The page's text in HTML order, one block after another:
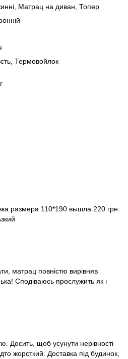
Матрац на диван, Топер
Термовойлок
размера 110*190 вышла 220 грн.
матрац повністю вирівняв
Сподіваюсь прослужить як і
Досить, щоб усунути нерівності
жорсткий. Доставка під будинок,